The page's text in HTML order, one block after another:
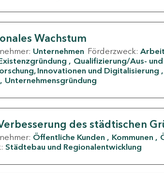
Wachstum
Unternehmen Förderzweck:
Qualifizierung/Aus- und
Innovationen und Digitalisierung
Unternehmensgründung
des städtischen
Öffentliche Kunden Kommunen
Städtebau und Regionalentwicklung